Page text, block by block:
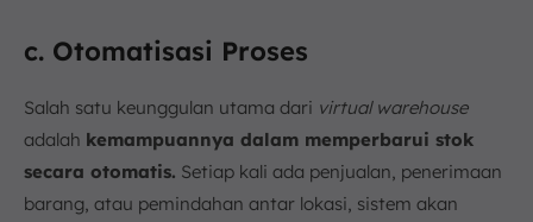
c. Otomatisasi Proses
Salah satu keunggulan utama dari virtual warehouse
adalah kemampuannya dalam memperbarui stok
secara otomatis. Setiap kali ada penjualan, penerimaan
barang, atau pemindahan antar lokasi, sistem akan